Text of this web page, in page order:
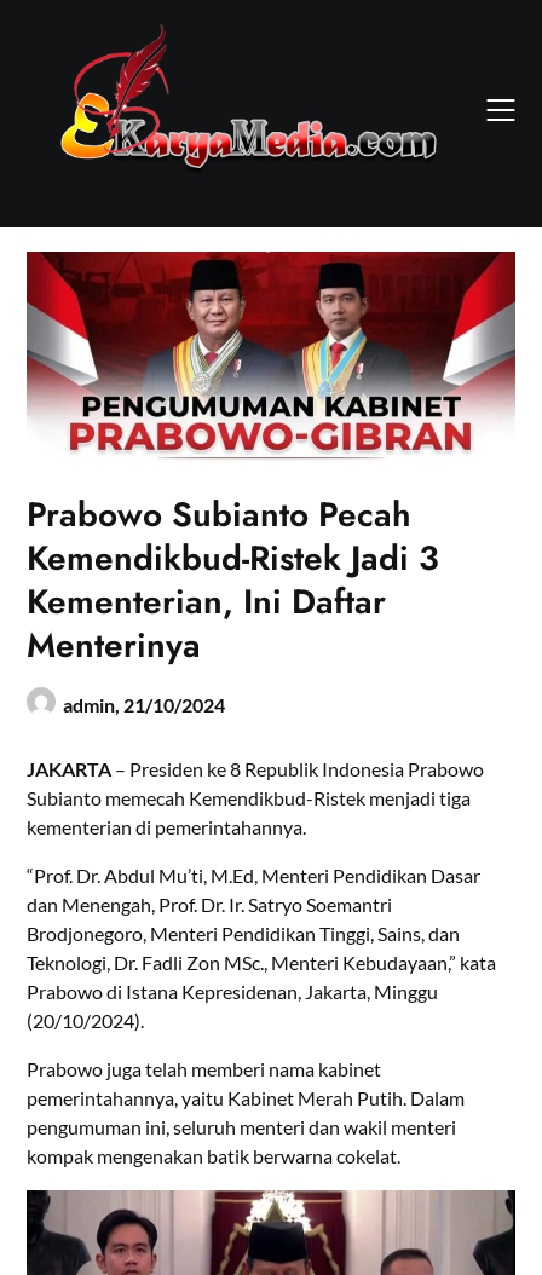
Prabowo Subianto Pecah
Kemendikbud-Ristek Jadi 3
Kementerian, Ini Daftar
Menterinya
admin, 21/10/2024
JAKARTA – Presiden ke 8 Republik Indonesia Prabowo
Subianto memecah Kemendikbud-Ristek menjadi tiga
kementerian di pemerintahannya.
“Prof. Dr. Abdul Mu’ti, M.Ed, Menteri Pendidikan Dasar
dan Menengah, Prof. Dr. Ir. Satryo Soemantri
Brodjonegoro, Menteri Pendidikan Tinggi, Sains, dan
Teknologi, Dr. Fadli Zon MSc., Menteri Kebudayaan,” kata
Prabowo di Istana Kepresidenan, Jakarta, Minggu
(20/10/2024).
Prabowo juga telah memberi nama kabinet
pemerintahannya, yaitu Kabinet Merah Putih. Dalam
pengumuman ini, seluruh menteri dan wakil menteri
kompak mengenakan batik berwarna cokelat.